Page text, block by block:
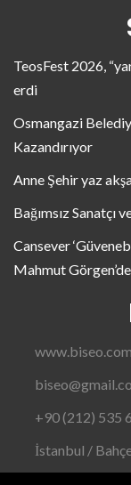
TeosFest 2026,
erdi
Osmangazi
Kazandırıyor
Anne Şehir yaz
Bağımsız Sanatçı
Cansever
Mahmut
+90 (212) 535
İstanbul /